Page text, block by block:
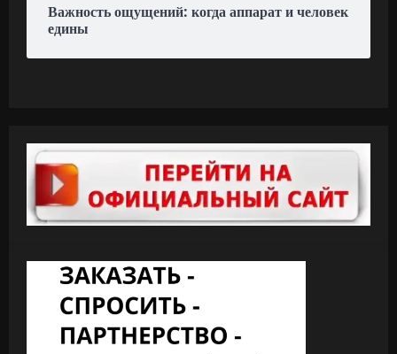
Важность ощущений: когда аппарат и человек
едины